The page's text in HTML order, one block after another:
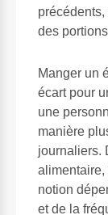
des
Manger un
écart pour
une
manière
journaliers.
alimentaire,
notion
et de la